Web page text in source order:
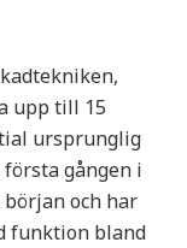
upp till 15
ursprunglig
gången i
och har
funktion bland